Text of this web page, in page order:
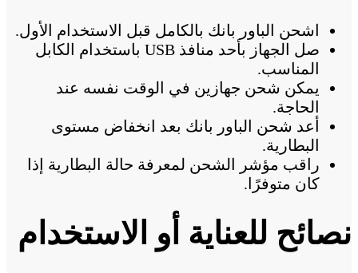
اشحن الباور بانك بالكامل قبل الاستخدام الأول.
صل الجهاز بأحد منافذ USB باستخدام الكابل
المناسب.
يمكن شحن جهازين في الوقت نفسه عند
الحاجة.
أعد شحن الباور بانك بعد انخفاض مستوى
البطارية.
راقب مؤشر الشحن لمعرفة حالة البطارية إذا
كان متوفرًا.
نصائح للعناية أو الاستخدام